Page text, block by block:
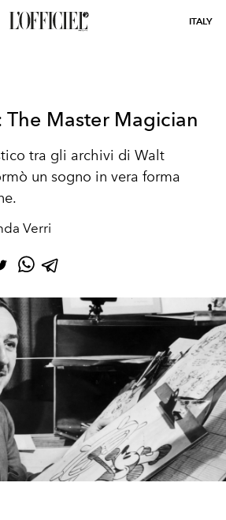
ITALY
The Master Magician
tra gli archivi di Walt
un sogno in vera forma
Verri